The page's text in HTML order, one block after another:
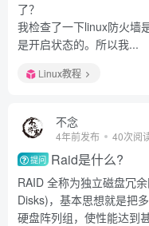
了？
我检查了一下linux防火墙
是开启状态的。所以我...
Linux教程
不念
4年前发布 40次阅
提问 Raid是什么?
RAID 全称为独立磁盘冗
Disks)，基本思想就是把
硬盘阵列组，使性能达到